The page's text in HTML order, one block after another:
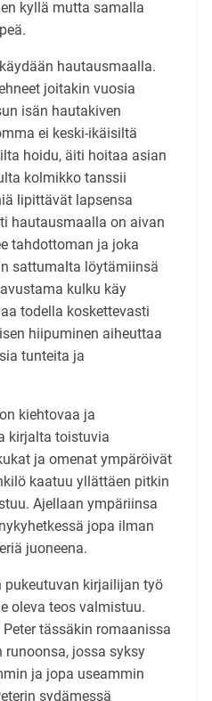
kyllä mutta samalla
hautausmaalla.
joitakin vuosia
isän hautakiven
ei keski-ikäisiltä
hoidu, äiti hoitaa asian
kolmikko tanssii
lipittävät lapsensa
hautausmaalla on aivan
tahdottoman ja joka
sattumalta löytämiinsä
kulku käy
todella koskettevasti
hiipuminen aiheuttaa
tunteita ja
kiehtovaa ja
kirjalta toistuvia
ja omenat ympäröivät
kaatuu yllättäen pitkin
Ajellaan ympäriinsa
jopa ilman
juoneena.
pukeutuvan kirjailijan työ
oleva teos valmistuu.
tässäkin romaanissa
jossa syksy
ja jopa useammin
sydämessä